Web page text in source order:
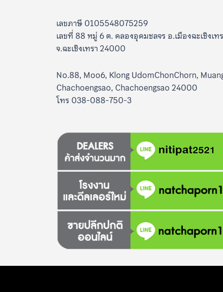
เลขภาษี 0105548075259
เลขที่ 88 หมู่ 6 ต. คลองอุดมชลจร อ.เมืองฉะเชิงเท
จ.ฉะเชิงเทรา 24000
No.88, Moo6, Klong UdomChonChorn,
Chachoengsao, Chachoengsao 24000
โทร 038-088-750-3